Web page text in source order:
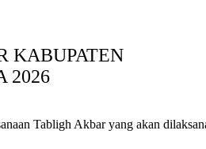
KABUPATEN
2026
Tabligh Akbar yang akan